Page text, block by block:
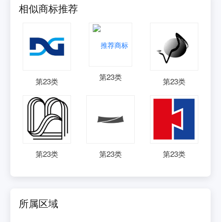
相似商标推荐
第23类 第23类 第23类
第23类 第23类 第23类
所属区域